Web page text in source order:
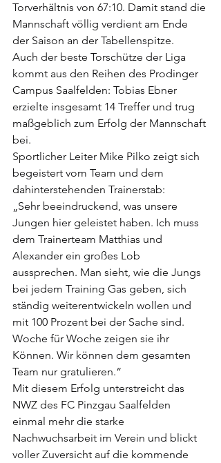
Torverhältnis von 67:10. Damit stand die
Mannschaft völlig verdient am Ende
der Saison an der Tabellenspitze.
Auch der beste Torschütze der Liga
kommt aus den Reihen des Prodinger
Campus Saalfelden: Tobias Ebner
erzielte insgesamt 14 Treffer und trug
maßgeblich zum Erfolg der Mannschaft
bei.
Sportlicher Leiter Mike Pilko zeigt sich
begeistert vom Team und dem
dahinterstehenden Trainerstab:
„Sehr beeindruckend, was unsere
Jungen hier geleistet haben. Ich muss
dem Trainerteam Matthias und
Alexander ein großes Lob
aussprechen. Man sieht, wie die Jungs
bei jedem Training Gas geben, sich
ständig weiterentwickeln wollen und
mit 100 Prozent bei der Sache sind.
Woche für Woche zeigen sie ihr
Können. Wir können dem gesamten
Team nur gratulieren.“
Mit diesem Erfolg unterstreicht das
NWZ des FC Pinzgau Saalfelden
einmal mehr die starke
Nachwuchsarbeit im Verein und blickt
voller Zuversicht auf die kommende